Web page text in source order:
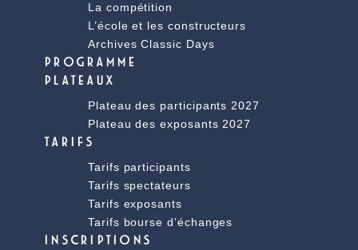
La compétition
L’école et les constructeurs
Archives Classic Days
PROGRAMME
PLATEAUX
Plateau des participants 2027
Plateau des exposants 2027
TARIFS
Tarifs participants
Tarifs spectateurs
Tarifs exposants
Tarifs bourse d’échanges
INSCRIPTIONS